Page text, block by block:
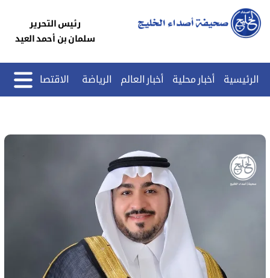
رئيس التحرير
سلمان بن أحمد العيد
الرئيسية أخبار محلية أخبار العالم الرياضة الاقتصاد